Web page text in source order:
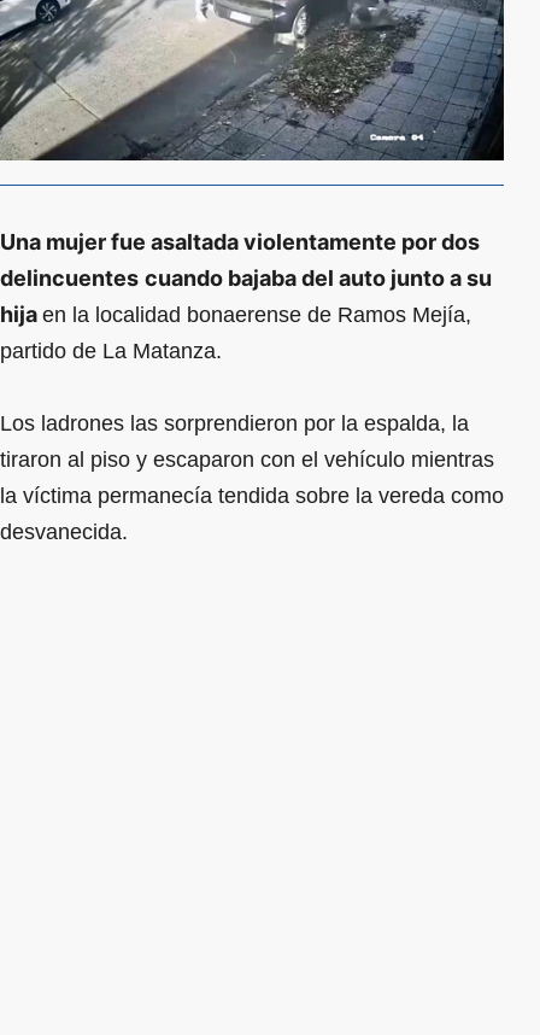
Una mujer fue asaltada violentamente por dos
delincuentes cuando bajaba del auto junto a su
hija en la localidad bonaerense de Ramos Mejía,
partido de La Matanza.
Los ladrones las sorprendieron por la espalda, la
tiraron al piso y escaparon con el vehículo mientras
la víctima permanecía tendida sobre la vereda como
desvanecida.